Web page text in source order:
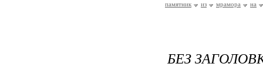
памятник
из мрамора на
БЕЗ